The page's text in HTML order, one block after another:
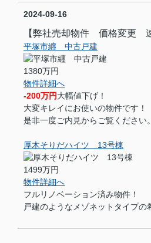
2024-09-16
【弊社売却物件 価格変更
平塚市纒 中古戸建
1380万円
物件詳細へ
-200万円大幅値下げ！
大変キレイにお使いの物件です！
是非一度ご内見からご覧ください。
厚木そりだハイツ 13号棟
1499万円
物件詳細へ
フルリノベーション済み物件！
戸建のようなメゾネットタイプの